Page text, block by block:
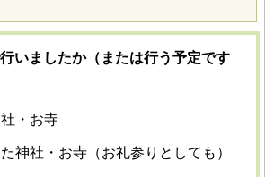
いましたか（または行う予定です
・お寺
神社・お寺（お礼参りとしても）